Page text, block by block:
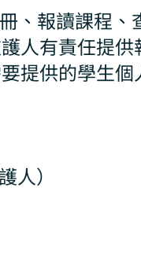
、報讀課程
人有責任提
提供的學生
人）